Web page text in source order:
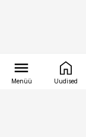
Menüü Uudised